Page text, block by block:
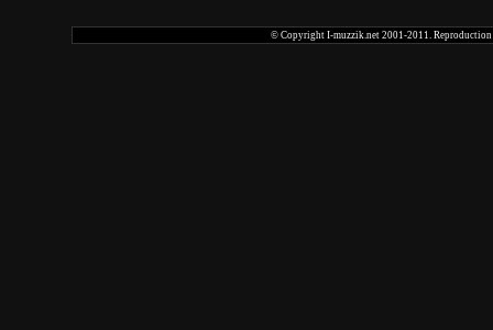
© Copyright I-muzzik.net 2001-2011. Reproduction